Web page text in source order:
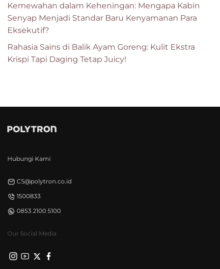
Kemewahan dalam Keheningan: Mengapa Kabin
Senyap Menjadi Standar Baru Kenyamanan Para
Eksekutif?
Rahasia Sains di Balik Ayam Goreng: Kulit Ekstra
Krispi Tapi Daging Tetap Juicy!
Hubungi Kami
CS@polytron.co.id
1500833
0853 2100 5100
Our Social Media